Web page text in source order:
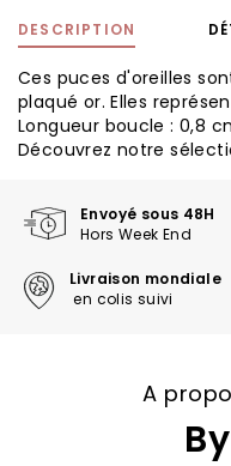
DESCRIPTION
Ces puces d'oreilles
plaqué or. Elles
Longueur boucle : 0,8
Découvrez notre
Envoyé sous 48H
Hors Week End
Livraison mondiale
en colis suivi
A